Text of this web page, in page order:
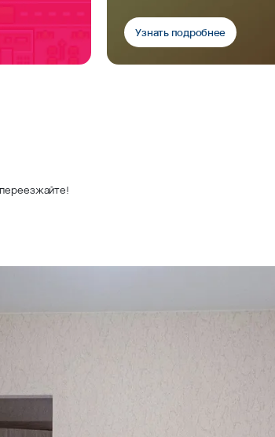
Узнать подробнее